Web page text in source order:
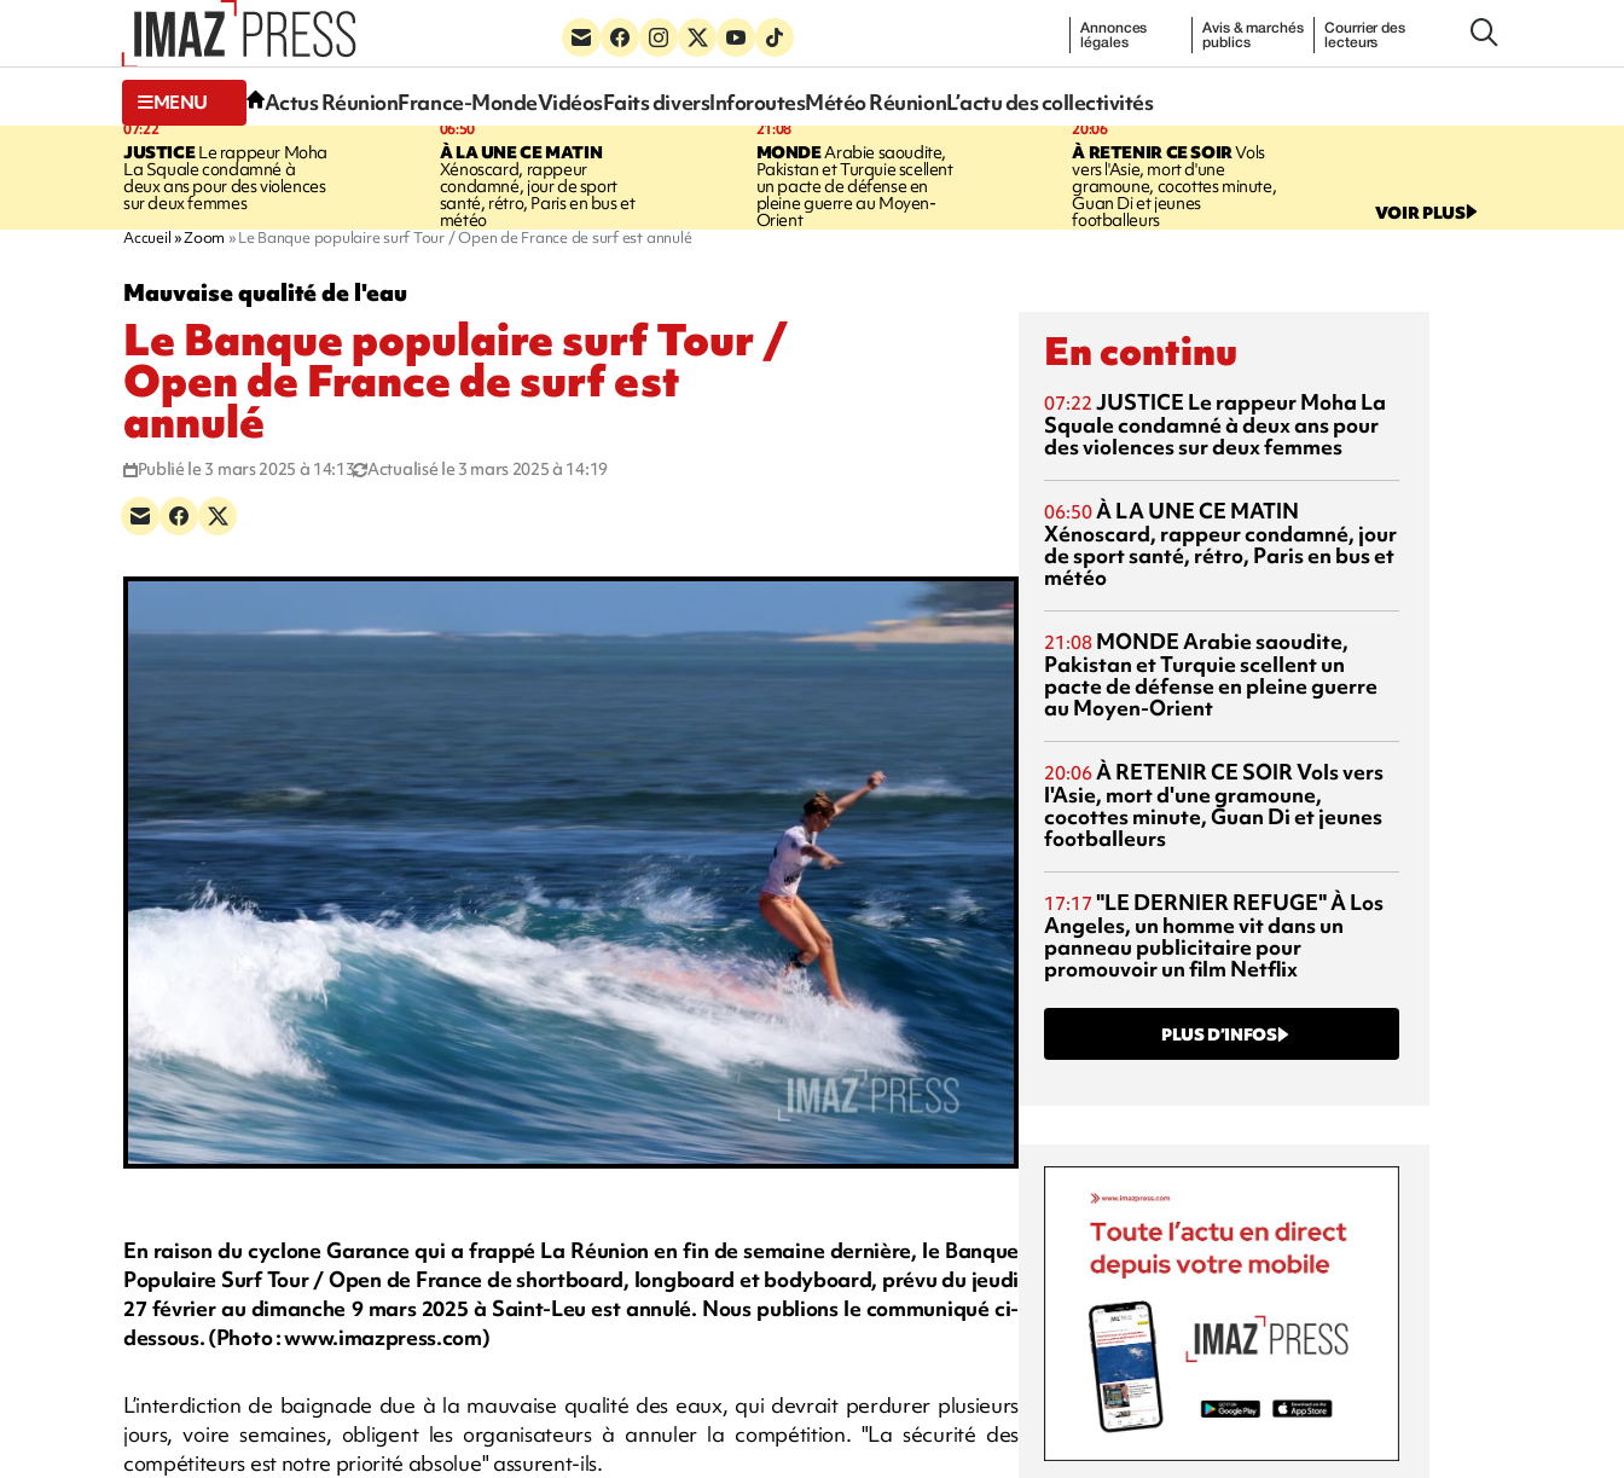
Annonces
légales
Avis & marchés
publics
Courrier des
lecteurs
MENU Actus RéunionFrance-MondeVidéosFaits diversInforoutesMétéo RéunionL’actu des collectivités
07:22
JUSTICELe rappeur Moha
La Squale condamné à
deux ans pour des violences
sur deux femmes
06:50
À LA UNE CE MATIN
Xénoscard, rappeur
condamné, jour de sport
santé, rétro, Paris en bus et
météo
21:08
MONDEArabie saoudite,
Pakistan et Turquie scellent
un pacte de défense en
pleine guerre au Moyen-
Orient
20:06
À RETENIR CE SOIRVols
vers l'Asie, mort d'une
gramoune, cocottes minute,
Guan Di et jeunes
footballeurs VOIR PLUS
Accueil Zoom Le Banque populaire surf Tour / Open de France de surf est annulé
Mauvaise qualité de l'eau
Le Banque populaire surf Tour /
Open de France de surf est
annulé
Publié le 3 mars 2025 à 14:13 Actualisé le 3 mars 2025 à 14:19
En raison du cyclone Garance qui a frappé La Réunion en fin de semaine dernière, le Banque
Populaire Surf Tour / Open de France de shortboard, longboard et bodyboard, prévu du jeudi
27 février au dimanche 9 mars 2025 à Saint-Leu est annulé. Nous publions le communiqué ci-
dessous. (Photo : www.imazpress.com)
L’interdiction de baignade due à la mauvaise qualité des eaux, qui devrait perdurer plusieurs
jours, voire semaines, obligent les organisateurs à annuler la compétition. "La sécurité des
compétiteurs est notre priorité absolue" assurent-ils.
En continu
07:22 JUSTICE Le rappeur Moha La
Squale condamné à deux ans pour
des violences sur deux femmes
06:50À LA UNE CE MATIN
Xénoscard, rappeur condamné, jour
de sport santé, rétro, Paris en bus et
météo
21:08 MONDEArabie saoudite,
Pakistan et Turquie scellent un
pacte de défense en pleine guerre
au Moyen-Orient
20:06À RETENIR CE SOIRVols vers
l'Asie, mort d'une gramoune,
cocottes minute, Guan Di et jeunes
footballeurs
17:17 "LE DERNIER REFUGE"À Los
Angeles, un homme vit dans un
panneau publicitaire pour
promouvoir un film Netflix
PLUS D’INFOS